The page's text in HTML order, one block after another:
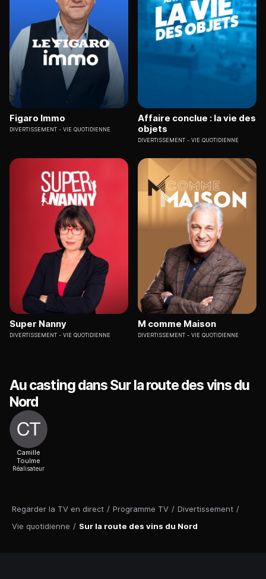
Regarder la TV en direct / Programme TV / Divertissement /
Vie quotidienne / Sur la route des vins du Nord
Figaro Immo
DIVERTISSEMENT VIE QUOTIDIENNE
Affaire conclue : la vie des
objets
DIVERTISSEMENT VIE QUOTIDIENNE
Super Nanny
DIVERTISSEMENT VIE QUOTIDIENNE
M comme Maison
DIVERTISSEMENT VIE QUOTIDIENNE
Au casting dans Sur la route des vins du
Nord
Camille
Toulme
Réalisateur